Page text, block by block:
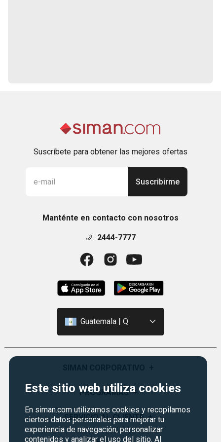
Este sitio web utiliza cookies
En siman.com utilizamos cookies y recopilamos
ciertos datos personales para mejorar tu
experiencia de navegación, personalizar
contenidos y analizar el uso del sitio. Al
Suscríbete para obtener las mejores ofertas
Suscribirme
Manténte en contacto con nosotros
2444-7777
Guatemala | Q
Quiénes Somos
Visión y Misión
Historia
Sucursales
PROGRAMAS +
Monedero
Certificados de Regalo
SERVICIO AL CLIENTE +